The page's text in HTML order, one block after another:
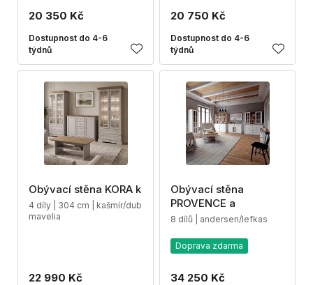
20 350 Kč
Dostupnost do 4-6
týdnů
20 750 Kč
Dostupnost do 4-6
týdnů
Obývací stěna KORA k
4 díly | 304 cm | kašmír/dub
mavelia
22 990 Kč
Obývací stěna
PROVENCE a
8 dílů | andersen/lefkas
Doprava zdarma
34 250 Kč